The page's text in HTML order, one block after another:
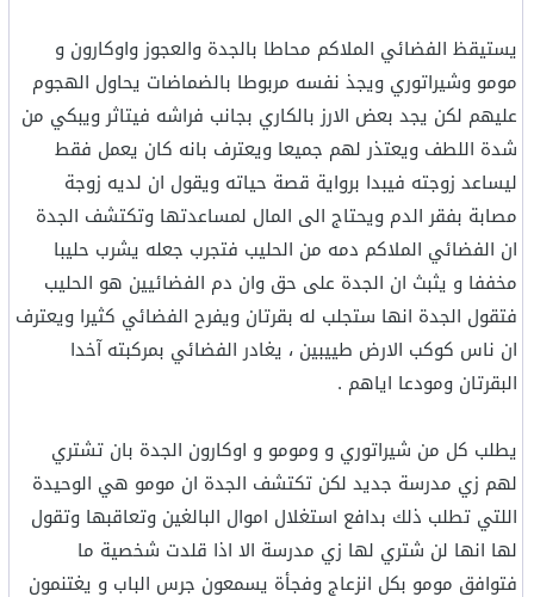
يستيقظ الفضائي الملاكم محاطا بالجدة والعجوز واوكارون و
مومو وشيراتوري ويجذ نفسه مربوطا بالضماضات يحاول الهجوم
عليهم لكن يجد بعض الارز بالكاري بجانب فراشه فيتاثر ويبكي من
شدة اللطف ويعتذر لهم جميعا ويعترف بانه كان يعمل فقط
ليساعد زوجته فيبدا برواية قصة حياته ويقول ان لديه زوجة
مصابة بفقر الدم ويحتاج الى المال لمساعدتها وتكتشف الجدة
ان الفضائي الملاكم دمه من الحليب فتجرب جعله يشرب حليبا
مخففا و يثبث ان الجدة على حق وان دم الفضائيين هو الحليب
فتقول الجدة انها ستجلب له بقرتان ويفرح الفضائي كثيرا ويعترف
ان ناس كوكب الارض طييبين ، يغادر الفضائي بمركبته آخدا
البقرتان ومودعا اياهم .
يطلب كل من شيراتوري و ومومو و اوكارون الجدة بان تشتري
لهم زي مدرسة جديد لكن تكتشف الجدة ان مومو هي الوحيدة
اللتي تطلب ذلك بدافع استغلال اموال البالغين وتعاقبها وتقول
لها انها لن شتري لها زي مدرسة الا اذا قلدت شخصية ما
فتوافق مومو بكل انزعاج وفجأة يسمعون جرس الباب و يغتنمون